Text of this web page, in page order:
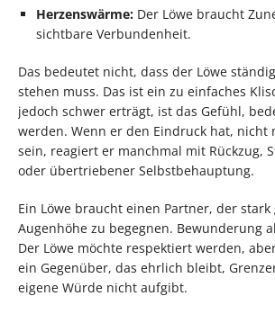
Herzenswärme: Der Löwe braucht
sichtbare Verbundenheit.
Das bedeutet nicht, dass der Löwe
stehen muss. Das ist ein zu einfaches
jedoch schwer erträgt, ist das Gefühl,
werden. Wenn er den Eindruck hat, nicht
sein, reagiert er manchmal mit Rückzug,
oder übertriebener Selbstbehauptung.
Ein Löwe braucht einen Partner, der
Augenhöhe zu begegnen. Bewunderung
Der Löwe möchte respektiert werden,
ein Gegenüber, das ehrlich bleibt,
eigene Würde nicht aufgibt.